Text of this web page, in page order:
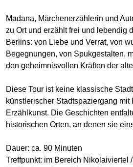
Madana, Märchenerzählerin und
zu Ort und erzählt frei und lebendig
Berlins: von Liebe und Verrat, von
Begegnungen, von Spukgestalten,
den geheimnisvollen Kräften der
Diese Tour ist keine klassische
künstlerischer Stadtspaziergang mit
Erzählkunst. Die Geschichten
historischen Orten, an denen sie
Dauer: ca. 90 Minuten
Treffpunkt: im Bereich Nikolaiviertel